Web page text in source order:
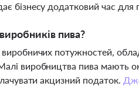
бізнесу додатковий час для
пива?
виробничих потужностей,
виробництва пива мають
акцизний податок.